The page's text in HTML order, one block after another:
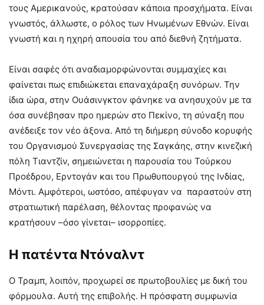
τους Αμερικανούς, κρατούσαν κάποια προσχήματα. Είναι
γνωστός, άλλωστε, ο ρόλος των Ηνωμένων Εθνών. Είναι
γνωστή και η ηχηρή απουσία του από διεθνή ζητήματα.
Είναι σαφές ότι αναδιαμορφώνονται συμμαχίες και
φαίνεται πως επιδιώκεται επαναχάραξη συνόρων. Την
ίδια ώρα, στην Ουάσινγκτον φάνηκε να ανησυχούν με τα
όσα συνέβησαν προ ημερών στο Πεκίνο, τη σύναξη που
ανέδειξε τον νέο άξονα. Από τη διήμερη σύνοδο κορυφής
του Οργανισμού Συνεργασίας της Σαγκάης, στην κινεζική
πόλη Τιαντζίν, σημειώνεται η παρουσία του Τούρκου
Προέδρου, Ερντογάν και του Πρωθυπουργού της Ινδίας,
Μόντι. Αμφότεροι, ωστόσο, απέφυγαν να παραστούν στη
στρατιωτική παρέλαση, θέλοντας προφανώς να
κρατήσουν –όσο γίνεται– ισορροπίες.
Η πατέντα Ντόναλντ
Ο Τραμπ, λοιπόν, προχωρεί σε πρωτοβουλίες με δική του
φόρμουλα. Αυτή της επιβολής. Η πρόσφατη συμφωνία